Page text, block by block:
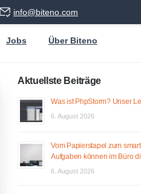
info@biteno.com
Jobs Über Biteno
Aktuellste Beiträge
Was ist PhpStorm? Unser
6. August 2026
Vom Papierstapel zum
Aufgaben können im Büro
6. August 2026